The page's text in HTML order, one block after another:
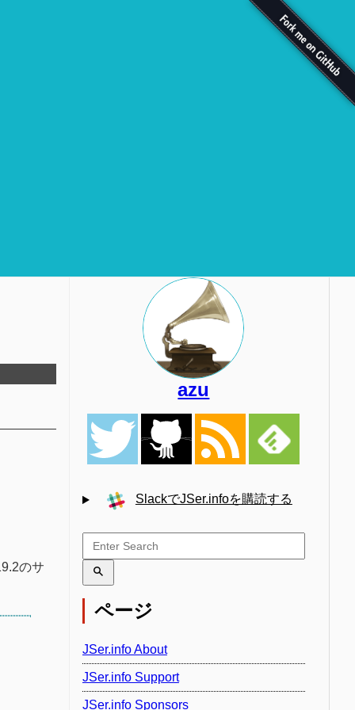
のサ
azu
SlackでJSer.infoを購読する
ページ
JSer.info About
JSer.info Support
JSer.info Sponsors